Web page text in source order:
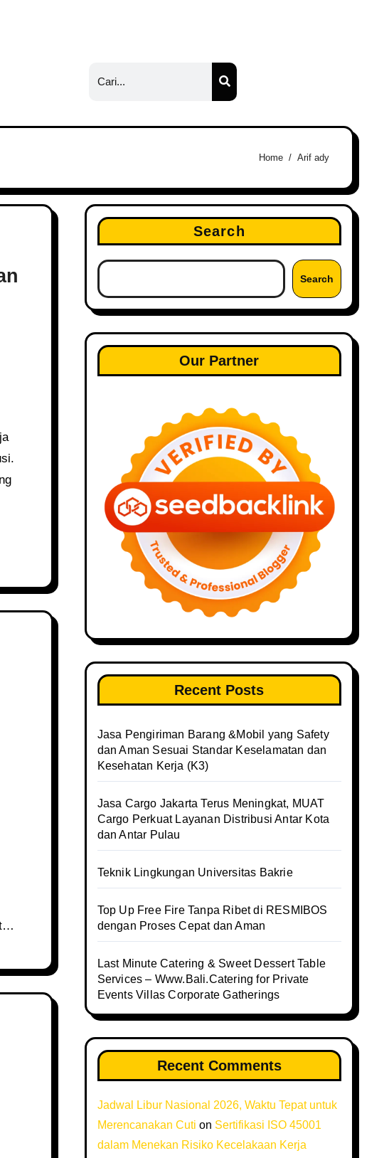
Home Arif ady
Search
Search
Our Partner
Recent Posts
Jasa Pengiriman Barang &Mobil yang Safety
dan Aman Sesuai Standar Keselamatan dan
Kesehatan Kerja (K3)
Jasa Cargo Jakarta Terus Meningkat, MUAT
Cargo Perkuat Layanan Distribusi Antar Kota
dan Antar Pulau
Teknik Lingkungan Universitas Bakrie
Top Up Free Fire Tanpa Ribet di RESMIBOS
dengan Proses Cepat dan Aman
Last Minute Catering & Sweet Dessert Table
Services – Www.Bali.Catering for Private
Events Villas Corporate Gatherings
Recent Comments
Jadwal Libur Nasional 2026, Waktu Tepat untuk
Merencanakan Cuti on Sertifikasi ISO 45001
dalam Menekan Risiko Kecelakaan Kerja